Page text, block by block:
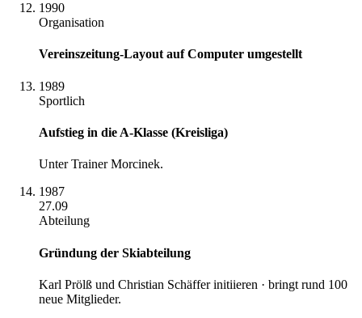
1990
Organisation
Vereinszeitung-Layout auf Computer umgestellt
1989
Sportlich
Aufstieg in die A-Klasse (Kreisliga)
Unter Trainer Morcinek.
1987
27.09
Abteilung
Gründung der Skiabteilung
Karl Prölß und Christian Schäffer initiieren · bringt rund 100
neue Mitglieder.